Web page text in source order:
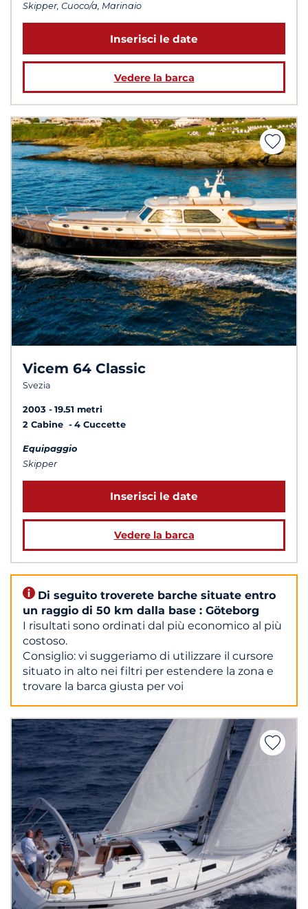
Skipper, Cuoco/a, Marinaio
Inserisci le date
Vedere la barca
Vicem 64 Classic
Svezia
2003
19.51 metri
2 Cabine
4 Cuccette
Equipaggio
Skipper
Inserisci le date
Vedere la barca
Di seguito troverete barche situate entro
un raggio di 50 km dalla base : Göteborg
I risultati sono ordinati dal più economico al più
costoso.
Consiglio: vi suggeriamo di utilizzare il cursore
situato in alto nei filtri per estendere la zona e
trovare la barca giusta per voi